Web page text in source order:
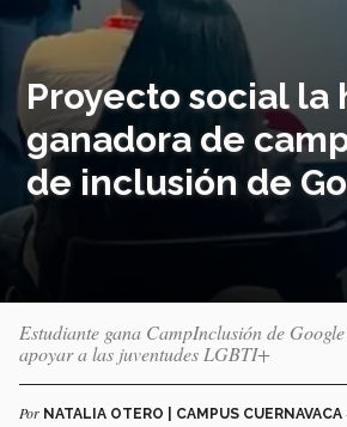
Proyecto social la
ganadora de
de inclusión de
Estudiante gana CampInclusión de
apoyar a las juventudes LGBTI+
Por NATALIA OTERO | CAMPUS CUERNAVACA